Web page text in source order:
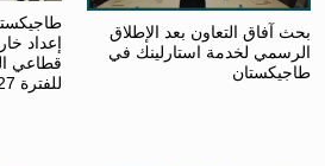
بحث آفاق التعاون بعد الإطلاق
الرسمي لخدمة استارلينك في
طاجيكستان
إعداد
قطاعي
للفترة 2027–2030